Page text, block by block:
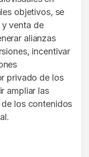
objetivos, se
venta de
alianzas
incentivar
privado de los
ampliar las
los contenidos